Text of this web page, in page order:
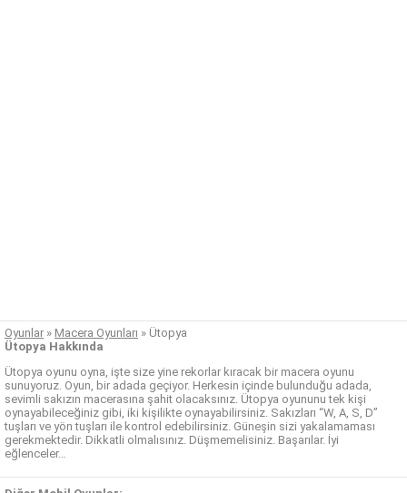
Oyunlar » Macera Oyunları » Ütopya
Ütopya Hakkında
Ütopya oyunu oyna, işte size yine rekorlar kıracak bir macera oyunu
sunuyoruz. Oyun, bir adada geçiyor. Herkesin içinde bulunduğu adada,
sevimli sakızın macerasına şahit olacaksınız. Ütopya oyununu tek kişi
oynayabileceğiniz gibi, iki kişilikte oynayabilirsiniz. Sakızları “W, A, S, D”
tuşları ve yön tuşları ile kontrol edebilirsiniz. Güneşin sizi yakalamaması
gerekmektedir. Dikkatli olmalısınız. Düşmemelisiniz. Başarılar. İyi
eğlenceler…